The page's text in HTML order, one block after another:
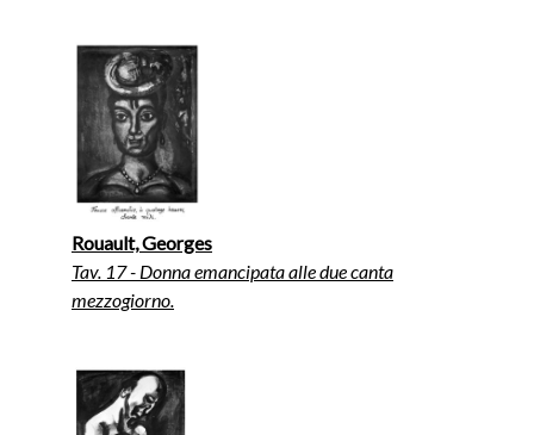
Rouault, Georges
Tav. 17 - Donna emancipata alle due canta
mezzogiorno.